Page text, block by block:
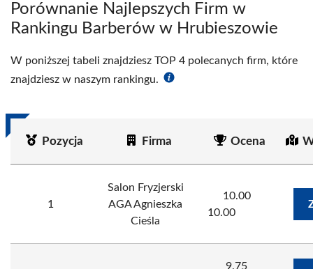
Porównanie Najlepszych Firm w
Rankingu Barberów w Hrubieszowie
W poniższej tabeli znajdziesz TOP 4 polecanych firm, które
znajdziesz w naszym rankingu.
Pozycja Firma Ocena
1
Salon Fryzjerski
AGA Agnieszka
Cieśla
10.00
10.00
9.75